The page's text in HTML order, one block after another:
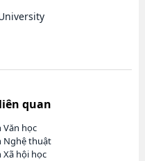
quan
học
Nghệ thuật
hội học